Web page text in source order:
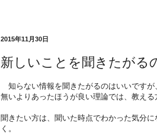
2015年11月30日
新しいことを聞きたがる
知らない情報を聞きたがるのはいいですが
無いよりあったほうが良い理論では、教える
聞きたい方は、聞いた時点でわかった気分
く。